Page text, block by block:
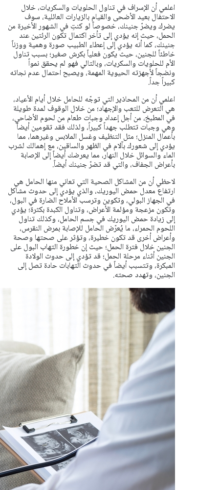
اعلمي أن الإسراف في تناول الحلويات والسكريات، خلال
الاحتفال بعيد الأضحى والقيام بالزيارات العائلية، سوف
يضرك ويضرّ جنينك، خصوصاً لو كنتِ في الشهور الأخيرة من
الحمل، حيث إنه يؤدي إلى تأخر اكتمال تكون الرئتين عند
جنينك، كما أنه يؤدي إلى إعطاء الطبيب صورة وهمية ووزناً
خاطئاً للجنين، حيث يكون فعلياً بكرش صغير؛ بسبب تناول
الأم للحلويات والسكريات، وبالتالي فهو لم يحقق نمواً
ونضجاً لأجهزته الحيوية المهمة، ويصبح احتمال عدم نجاته
كبيراً جداً.
اعلمي أن من المحاذير التي توجّه للحامل خلال أيام الأعياد،
هي التعرض للتعب والإجهاد؛ من خلال الوقوف لمدة طويلة
في المطبخ، من أجل إعداد وجبات طعام من لحوم الأضاحي،
وهي وجبات تتطلب جهداً كبيراً، ولذلك فقد تقومين أيضاً
بأعمال المنزل؛ مثل التنظيف وغسل الملابس وغيرهما، مما
يؤدي إلى شعورك بآلام في الظهر والساقين، مع إهمالك لشرب
الماء والسوائل خلال النهار، مما يعرضك أيضاً إلى الإصابة
بأعراض الجفاف، والتي قد تضرّ جنينك أيضاً.
لاحظي أن من المشاكل الصحية التي تعاني منها الحامل هي
ارتفاع معدل حمض اليوريك، والذي يؤدي إلى حدوث مشاكل
في الجهاز البولي، وتكوين وترسب الأملاح الضارة في البول،
وتكون مزعجة ومؤلمة الأعراض، وتناول الكبدة بكثرة؛ يؤدي
إلى زيادة حمض اليوريك في جسم الحامل، وكذلك تناول
اللحوم الحمراء، ما يُعرّض الحامل للإصابة بمرض النقرس،
وأعراض أخرى قد تكون خطيرة، وتؤثر على صحتها وصحة
الجنين خلال فترة الحمل؛ حيث إن خطورة التهاب البول على
الجنين أثناء مرحلة الحمل؛ قد تؤدي إلى حدوث الولادة
المبكرة، وتتسبب أيضاً في حدوث التهابات حادة تصل إلى
الجنين، وتهدد صحته.